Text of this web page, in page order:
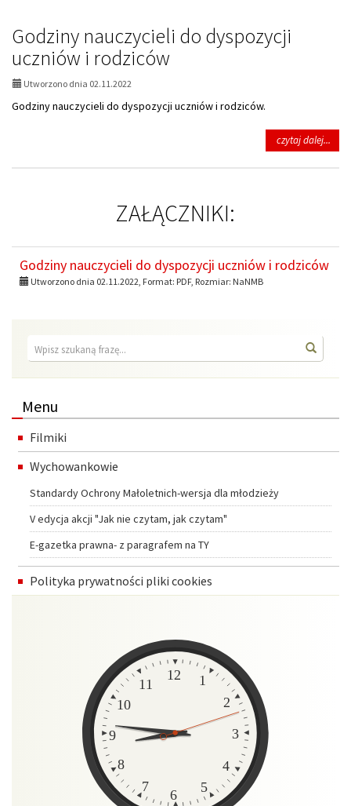
Godziny nauczycieli do dyspozycji
uczniów i rodziców
Utworzono dnia 02.11.2022
Godziny nauczycieli do dyspozycji uczniów i rodziców.
czytaj dalej...
ZAŁĄCZNIKI:
Godziny nauczycieli do dyspozycji uczniów i rodziców
Utworzono dnia 02.11.2022, Format: PDF, Rozmiar: NaNMB
Wyszukiwarka
Menu
Filmiki
Wychowankowie
Standardy Ochrony Małoletnich-wersja dla młodzieży
V edycja akcji "Jak nie czytam, jak czytam"
E-gazetka prawna- z paragrafem na TY
Polityka prywatności pliki cookies
1
2
3
4
5
6
7
8
9
10
11
12